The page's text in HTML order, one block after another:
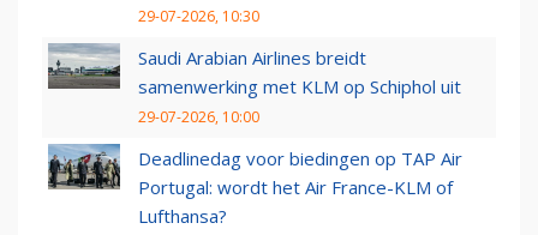
29-07-2026, 10:30
Saudi Arabian Airlines breidt
samenwerking met KLM op Schiphol uit
29-07-2026, 10:00
Deadlinedag voor biedingen op TAP Air
Portugal: wordt het Air France-KLM of
Lufthansa?